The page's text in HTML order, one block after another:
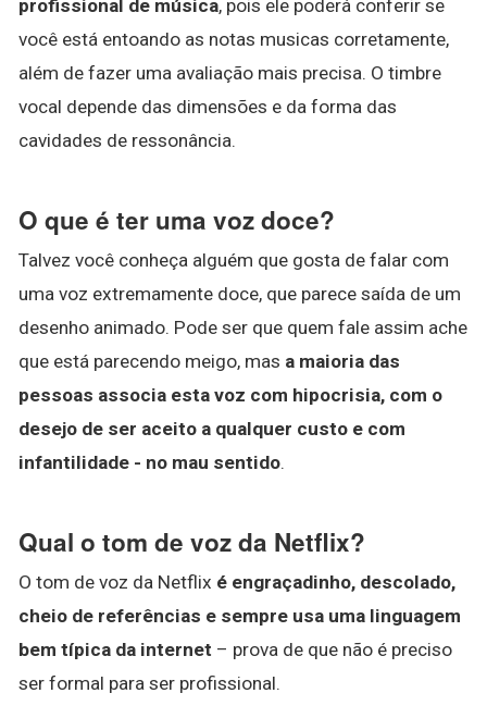
profissional de música, pois ele poderá conferir se
você está entoando as notas musicas corretamente,
além de fazer uma avaliação mais precisa. O timbre
vocal depende das dimensões e da forma das
cavidades de ressonância.
O que é ter uma voz doce?
Talvez você conheça alguém que gosta de falar com
uma voz extremamente doce, que parece saída de um
desenho animado. Pode ser que quem fale assim ache
que está parecendo meigo, mas a maioria das
pessoas associa esta voz com hipocrisia, com o
desejo de ser aceito a qualquer custo e com
infantilidade - no mau sentido.
Qual o tom de voz da Netflix?
O tom de voz da Netflix é engraçadinho, descolado,
cheio de referências e sempre usa uma linguagem
bem típica da internet – prova de que não é preciso
ser formal para ser profissional.